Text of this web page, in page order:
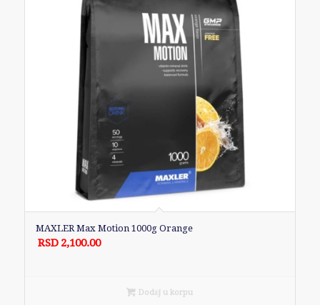
MAXLER Max Motion 1000g Orange
RSD 2,100.00
Dodaj u korpu